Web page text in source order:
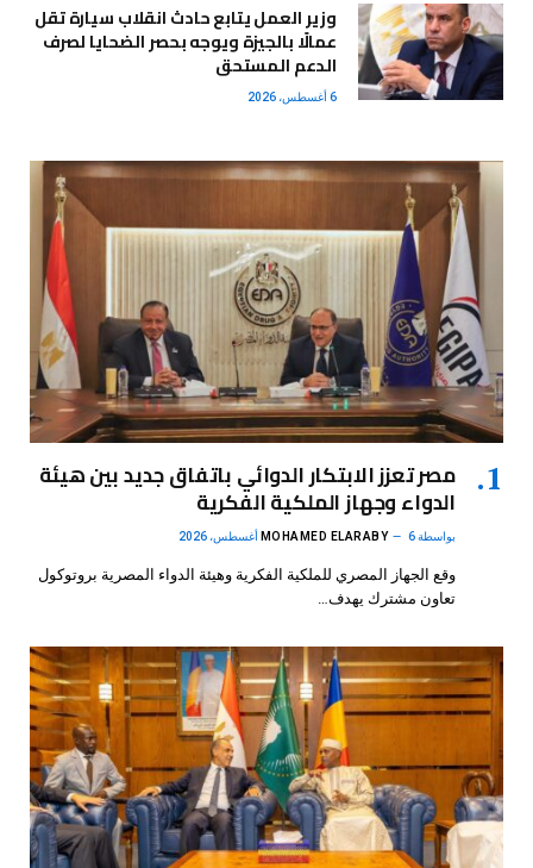
وزير العمل يتابع حادث انقلاب سيارة تقل
عمالًا بالجيزة ويوجه بحصر الضحايا لصرف
الدعم المستحق
6 أغسطس، 2026
مصر تعزز الابتكار الدوائي باتفاق جديد بين هيئة
الدواء وجهاز الملكية الفكرية
بواسطة MOHAMED ELARABY 6 أغسطس، 2026
وقع الجهاز المصري للملكية الفكرية وهيئة الدواء المصرية بروتوكول
تعاون مشترك يهدف…